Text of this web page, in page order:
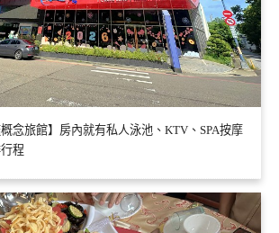
念旅館】房內就有私人泳池、KTV、SPA按摩
程